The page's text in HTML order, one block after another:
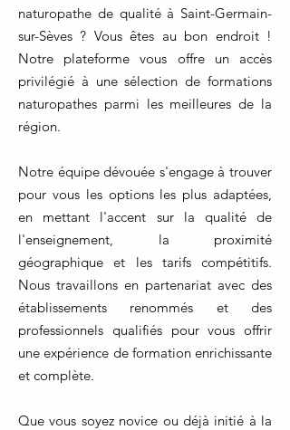
naturopathe de qualité à Saint-Germain-
sur-Sèves ? Vous êtes au bon endroit !
Notre plateforme vous offre un accès
privilégié à une sélection de formations
naturopathes parmi les meilleures de la
région.
Notre équipe dévouée s'engage à trouver
pour vous les options les plus adaptées,
en mettant l'accent sur la qualité de
l'enseignement, la proximité
géographique et les tarifs compétitifs.
Nous travaillons en partenariat avec des
établissements renommés et des
professionnels qualifiés pour vous offrir
une expérience de formation enrichissante
et complète.
Que vous soyez novice ou déjà initié à la